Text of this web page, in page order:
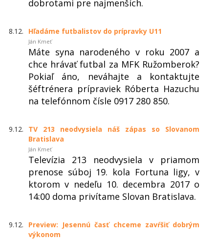
dobrotami pre najmenších.
8.12. Hľadáme futbalistov do prípravky U11
Ján Kmeť
Máte syna narodeného v roku 2007 a
chce hrávať futbal za MFK Ružomberok?
Pokiaľ áno, neváhajte a kontaktujte
šéftrénera prípraviek Róberta Hazuchu
na telefónnom čísle 0917 280 850.
9.12.
TV 213 neodvysiela náš zápas so Slovanom
Bratislava
Ján Kmeť
Televízia 213 neodvysiela v priamom
prenose súboj 19. kola Fortuna ligy, v
ktorom v nedeľu 10. decembra 2017 o
14:00 doma privítame Slovan Bratislava.
9.12.
Preview: Jesennú časť chceme zavŕšiť dobrým
výkonom